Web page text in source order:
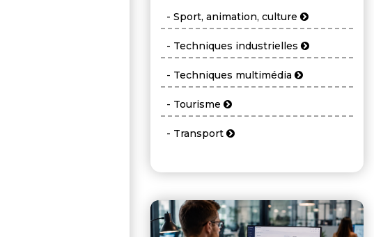
- Sport, animation, culture
- Techniques industrielles
- Techniques multimédia
- Tourisme
- Transport